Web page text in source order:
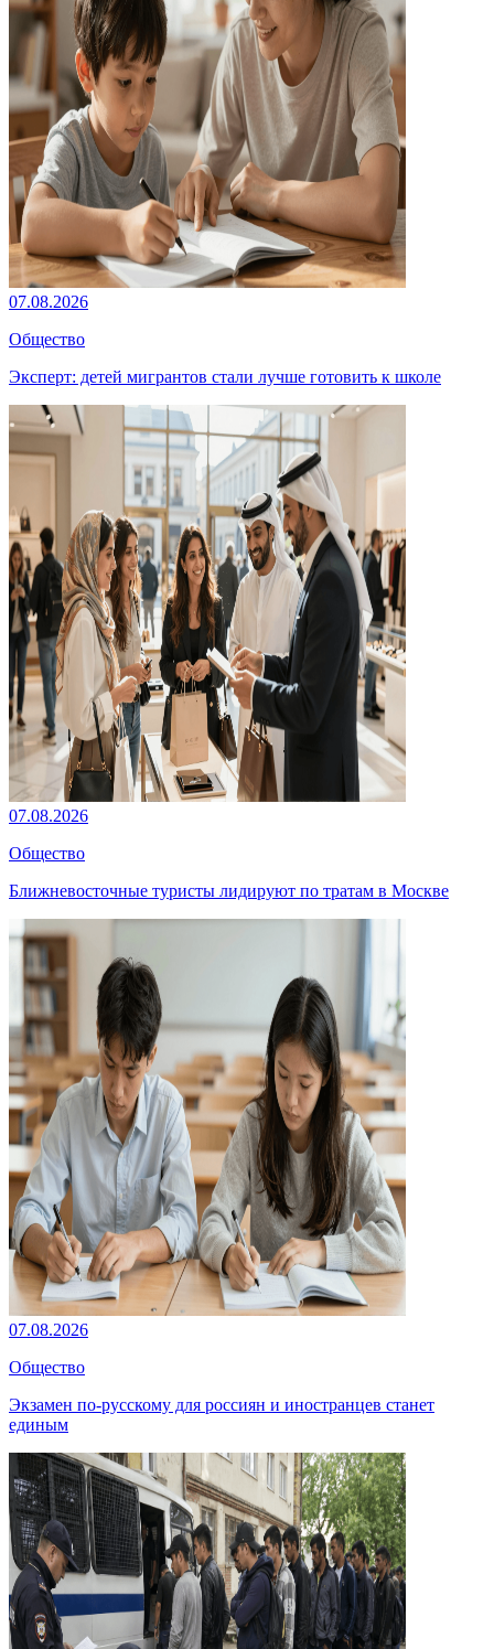
07.08.2026
Общество
Эксперт: детей мигрантов стали лучше готовить к школе
07.08.2026
Общество
Ближневосточные туристы лидируют по тратам в Москве
07.08.2026
Общество
Экзамен по-русскому для россиян и иностранцев станет
единым